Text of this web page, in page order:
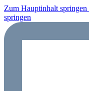
Zum Hauptinhalt springen
springen